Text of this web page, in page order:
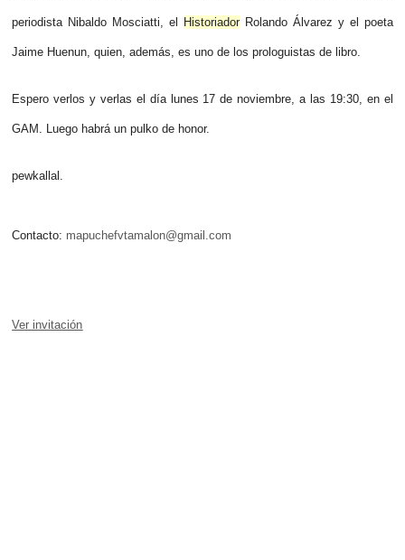
periodista Nibaldo Mosciatti, el Historiador Rolando Álvarez y el poeta
Jaime Huenun, quien, además, es uno de los prologuistas de libro.
Espero verlos y verlas el día lunes 17 de noviembre, a las 19:30, en el
GAM. Luego habrá un pulko de honor.
pewkallal.
Contacto: mapuchefvtamalon@gmail.com
Ver invitación